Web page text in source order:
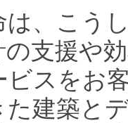
、こう
の支援や
ビスをお
建築と